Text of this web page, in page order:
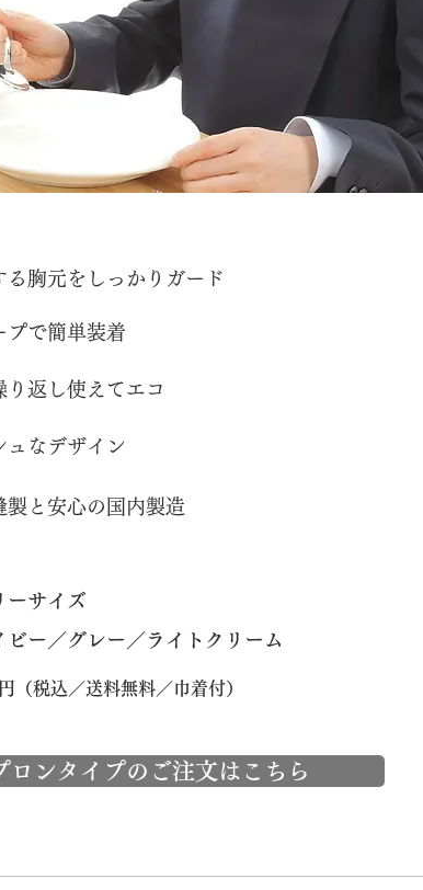
る胸元をしっかりガード
プで簡単装着
り返し使えてエコ
ュなデザイン
製と安心の国内製造
ーサイズ
ビー／グレー／ライトクリーム
円（税込／送料無料／巾着付）
ロンタイプのご注文はこちら